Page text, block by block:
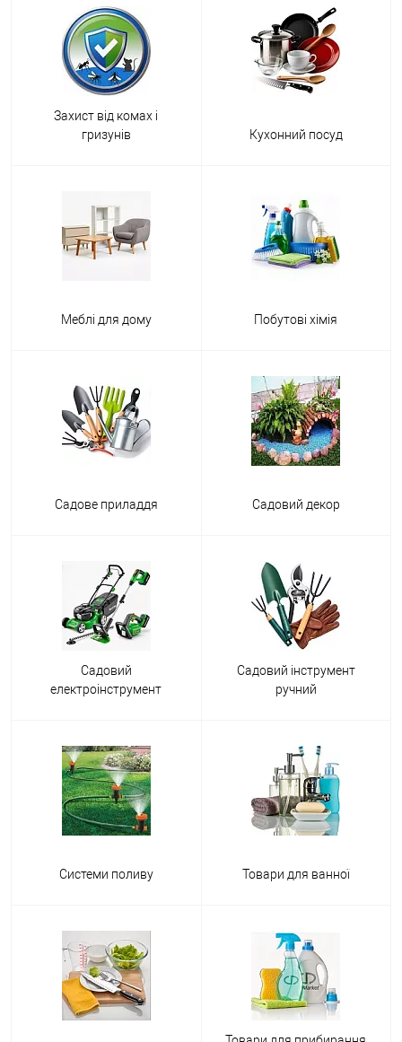
Захист від комах і
гризунів
Кухонний посуд
Меблі для дому Побутові хімія
Садове приладдя Садовий декор
Садовий
електроінструмент
Садовий інструмент
ручний
Системи поливу Товари для ванної